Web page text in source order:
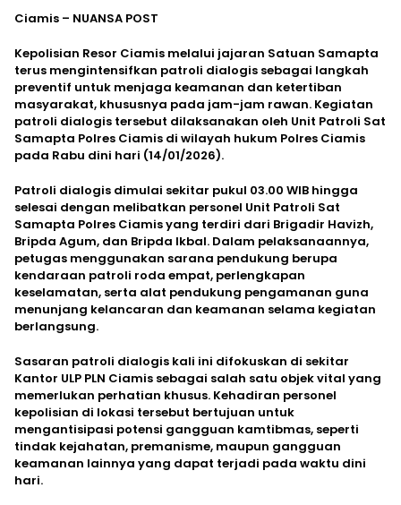
Ciamis – NUANSA POST
Kepolisian Resor Ciamis melalui jajaran Satuan Samapta
terus mengintensifkan patroli dialogis sebagai langkah
preventif untuk menjaga keamanan dan ketertiban
masyarakat, khususnya pada jam-jam rawan. Kegiatan
patroli dialogis tersebut dilaksanakan oleh Unit Patroli Sat
Samapta Polres Ciamis di wilayah hukum Polres Ciamis
pada Rabu dini hari (14/01/2026).
Patroli dialogis dimulai sekitar pukul 03.00 WIB hingga
selesai dengan melibatkan personel Unit Patroli Sat
Samapta Polres Ciamis yang terdiri dari Brigadir Havizh,
Bripda Agum, dan Bripda Ikbal. Dalam pelaksanaannya,
petugas menggunakan sarana pendukung berupa
kendaraan patroli roda empat, perlengkapan
keselamatan, serta alat pendukung pengamanan guna
menunjang kelancaran dan keamanan selama kegiatan
berlangsung.
Sasaran patroli dialogis kali ini difokuskan di sekitar
Kantor ULP PLN Ciamis sebagai salah satu objek vital yang
memerlukan perhatian khusus. Kehadiran personel
kepolisian di lokasi tersebut bertujuan untuk
mengantisipasi potensi gangguan kamtibmas, seperti
tindak kejahatan, premanisme, maupun gangguan
keamanan lainnya yang dapat terjadi pada waktu dini
hari.